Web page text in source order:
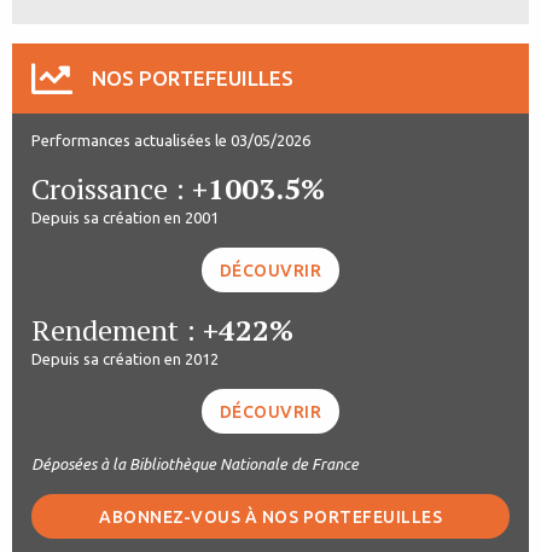
NOS PORTEFEUILLES
Performances actualisées le 03/05/2026
Croissance : +1003.5%
Depuis sa création en 2001
DÉCOUVRIR
Rendement : +422%
Depuis sa création en 2012
DÉCOUVRIR
Déposées à la Bibliothèque Nationale de France
ABONNEZ-VOUS À NOS PORTEFEUILLES